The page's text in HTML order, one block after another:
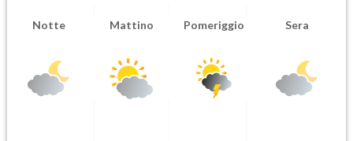
Notte Mattino Pomeriggio Sera